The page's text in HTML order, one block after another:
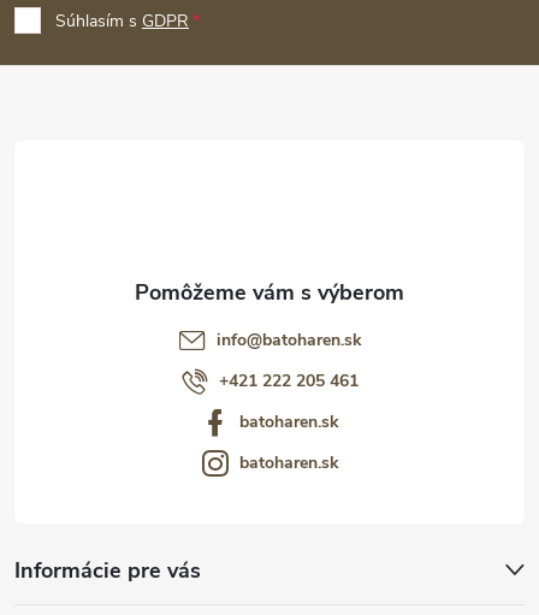
p
ä
Súhlasím s GDPR
Informácie pre vás
info@batoharen.sk
+421 222 205 461
batoharen.sk
batoharen.sk